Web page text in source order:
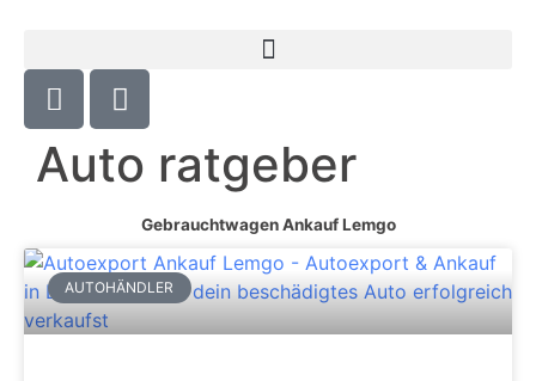
Auto ratgeber
Gebrauchtwagen Ankauf Lemgo
AUTOHÄNDLER